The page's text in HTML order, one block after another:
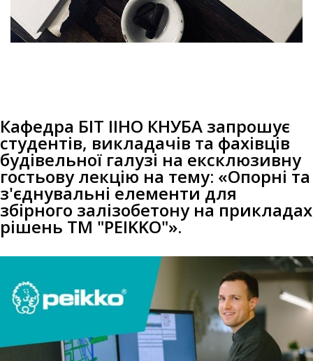
Кафедра БІТ ІІНО КНУБА запрошує
студентів, викладачів та фахівців
будівельної галузі на ексклюзивну
гостьову лекцію на тему: «Опорні та
з'єднувальні елементи для
збірного залізобетону на прикладах
рішень ТМ "PEIKKO"».